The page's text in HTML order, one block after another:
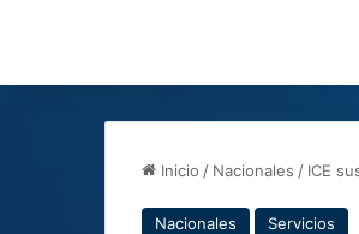
Inicio / Nacionales / ICE
Nacionales Servicios